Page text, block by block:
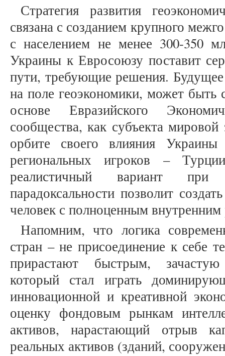
Стратегия развития
связана с созданием крупного
с населением не менее 300-350
Украины к Евросоюзу поставит
пути, требующие решения.
на поле геоэкономики, может быть
основе Евразийского
сообщества, как субъекта
орбите своего влияния
региональных игроков –
реалистичный вариант
парадоксальности позволит
человек с полноценным
Напомним, что логика
стран – не присоединение к себе
прирастают быстрым,
который стал играть
инновационной и креативной
оценку фондовым рынкам
активов, нарастающий отрыв
реальных активов (зданий,